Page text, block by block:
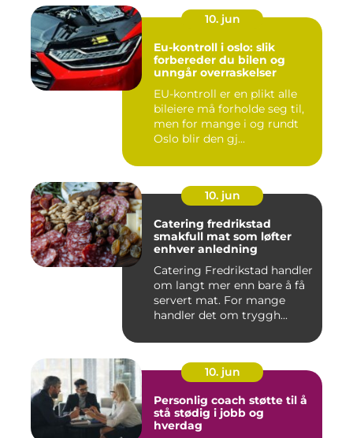
10. jun
Eu-kontroll i oslo: slik
forbereder du bilen og
unngår overraskelser
EU-kontroll er en plikt alle
bileiere må forholde seg til,
men for mange i og rundt
Oslo blir den gj...
10. jun
Catering fredrikstad
smakfull mat som løfter
enhver anledning
Catering Fredrikstad handler
om langt mer enn bare å få
servert mat. For mange
handler det om tryggh...
10. jun
Personlig coach støtte til å
stå stødig i jobb og
hverdag